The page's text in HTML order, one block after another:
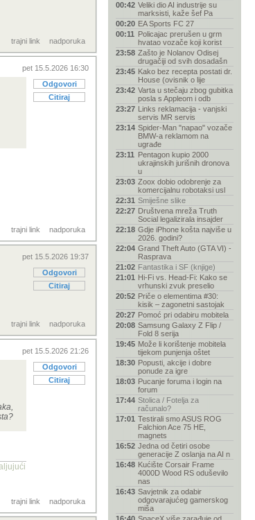
trajni link nadporuka
pet 15.5.2026 16:30
Odgovori
Citiraj
trajni link nadporuka
pet 15.5.2026 19:37
Odgovori
Citiraj
trajni link nadporuka
pet 15.5.2026 21:26
Odgovori
Citiraj
trajni link nadporuka
00:42 Veliki dio AI industrije su
marksisti, kaže šef Pa
00:20 EA Sports FC 27
00:11 Policajac prerušen u grm
hvatao vozače koji korist
23:58 Zašto je Nolanov Odisej
drugačiji od svih dosadašn
23:45 Kako bez recepta postati dr.
House (ovisnik o lije
23:42 Varta u stečaju zbog gubitka
posla s Appleom i odb
23:27 Links reklamacija - vanjski
servis MR servis
23:14 Spider-Man "napao" vozače
BMW-a reklamom na
ugrađe
23:11 Pentagon kupio 2000
ukrajinskih jurišnih dronova
u
23:03 Zoox dobio odobrenje za
komercijalnu robotaksi usl
22:31 Smiješne slike
22:27 Društvena mreža Truth
Social legalizirala insajder
22:18 Gdje iPhone košta najviše u
2026. godini?
22:04 Grand Theft Auto (GTA VI) -
Rasprava
21:02 Fantastika i SF (knjige)
21:01 Hi-Fi vs. Head-Fi: Kako se
vrhunski zvuk preselio
20:52 Priče o elementima #30:
kisik – zagonetni sastojak
20:27 Pomoć pri odabiru mobitela
20:08 Samsung Galaxy Z Flip /
Fold 8 serija
19:45 Može li korištenje mobitela
tijekom punjenja oštet
18:30 Popusti, akcije i dobre
ponude za igre
18:03 Pucanje foruma i login na
forum
17:44 Stolica / Fotelja za
računalo?
17:01 Testirali smo ASUS ROG
Falchion Ace 75 HE,
magnets
16:52 Jedna od četiri osobe
generacije Z oslanja na AI n
16:48 Kućište Corsair Frame
4000D Wood RS oduševilo
nas
16:43 Savjetnik za odabir
odgovarajućeg gamerskog
miša